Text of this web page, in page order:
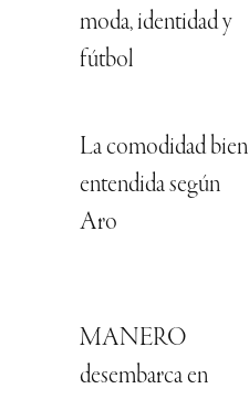
moda, identidad y
fútbol
La comodidad bien
entendida según
Aro
MANERO
desembarca en